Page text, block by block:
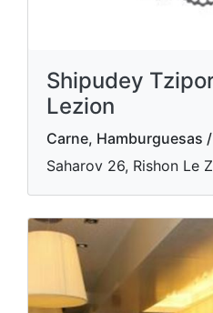
Shipudey
Lezion
Carne, Hamburguesas
Saharov 26, Rishon Le